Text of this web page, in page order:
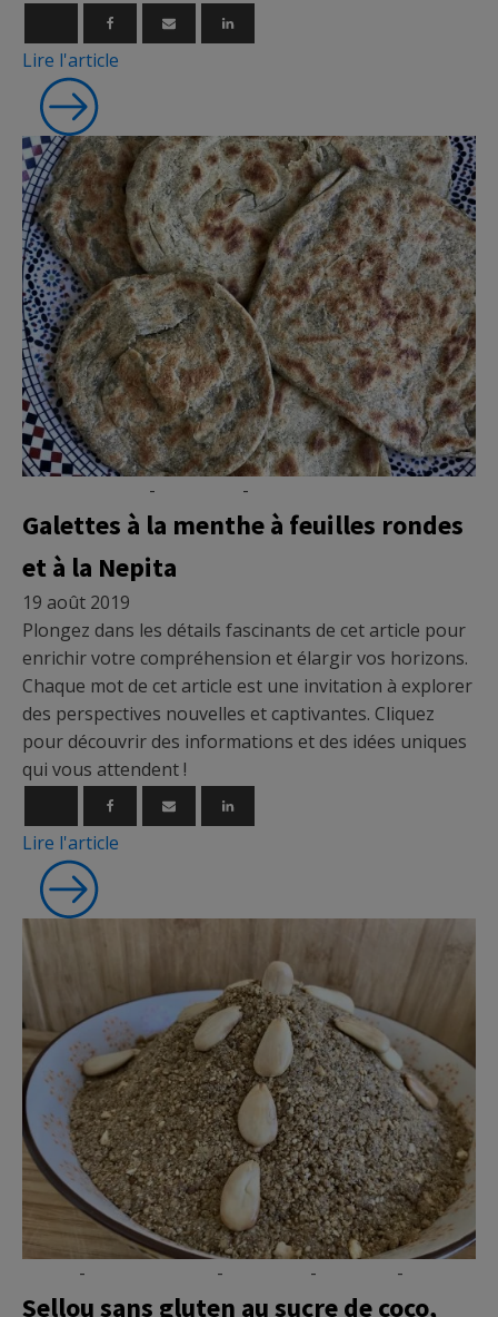
Lire l'article
- -
Galettes à la menthe à feuilles rondes
et à la Nepita
19 août 2019
Plongez dans les détails fascinants de cet article pour
enrichir votre compréhension et élargir vos horizons.
Chaque mot de cet article est une invitation à explorer
des perspectives nouvelles et captivantes. Cliquez
pour découvrir des informations et des idées uniques
qui vous attendent !
Lire l'article
- - - -
Sellou sans gluten au sucre de coco,